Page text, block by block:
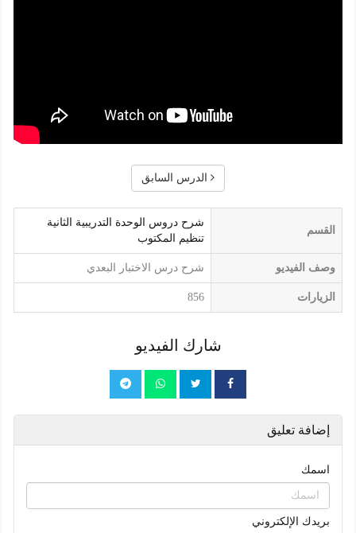
الدرس السابق
القسم
شرح دروس الوحدة التدريبية الثانية
تنظيم المكتوب
وصف الفيديو شرح درس الاختبار البعدي
الزيارات 856
شارك الفيديو
إضافة تعليق
اسمك
بريدك الإلكتروني